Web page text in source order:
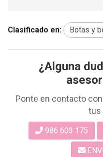
Clasificado en: Botas y
¿Alguna
Ponte en contacto
tus
986 603 175